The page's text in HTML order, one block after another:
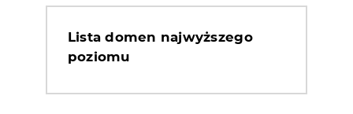
Lista domen najwyższego
poziomu